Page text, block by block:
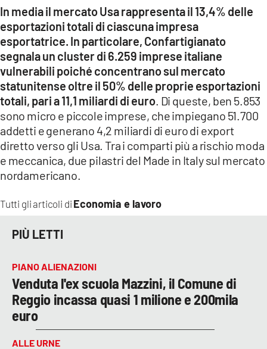
COSENZACHANNEL.IT
ILVIBONESE.IT
CATANZAROCHANNEL.IT
LACAPITALENEWS.IT
App
ANDROID
APPLE
Tutti gli articoli di Economia e lavoro
In media il mercato Usa rappresenta il 13,4% delle
esportazioni totali di ciascuna impresa
esportatrice. In particolare, Confartigianato
segnala un cluster di 6.259 imprese italiane
vulnerabili poiché concentrano sul mercato
statunitense oltre il 50% delle proprie esportazioni
totali, pari a 11,1 miliardi di euro . Di queste, ben 5.853
sono micro e piccole imprese, che impiegano 51.700
addetti e generano 4,2 miliardi di euro di export
diretto verso gli Usa. Tra i comparti più a rischio moda
e meccanica, due pilastri del Made in Italy sul mercato
nordamericano.
PIÙ LETTI
PIANO ALIENAZIONI
Venduta l'ex scuola Mazzini, il Comune di
Reggio incassa quasi 1 milione e 200mila
euro
ALLE URNE